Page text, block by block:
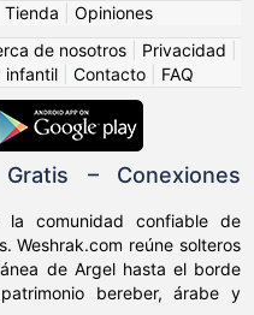
Tienda
Opiniones
de nosotros Privacidad
infantil Contacto FAQ
– Conexiones
la comunidad confiable de
Weshrak.com reúne solteros
de Argel hasta el borde
bereber, árabe y